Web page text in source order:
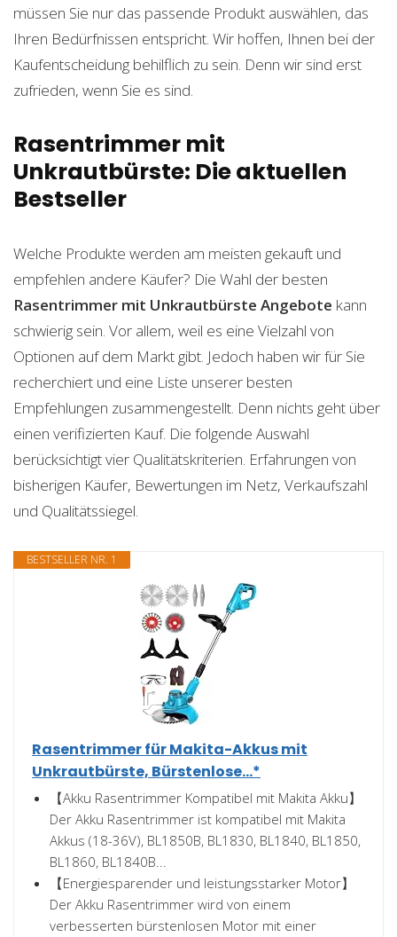
müssen Sie nur das passende Produkt auswählen, das
Ihren Bedürfnissen entspricht. Wir hoffen, Ihnen bei der
Kaufentscheidung behilflich zu sein. Denn wir sind erst
zufrieden, wenn Sie es sind.
Rasentrimmer mit
Unkrautbürste: Die aktuellen
Bestseller
Welche Produkte werden am meisten gekauft und
empfehlen andere Käufer? Die Wahl der besten
Rasentrimmer mit Unkrautbürste Angebote kann
schwierig sein. Vor allem, weil es eine Vielzahl von
Optionen auf dem Markt gibt. Jedoch haben wir für Sie
recherchiert und eine Liste unserer besten
Empfehlungen zusammengestellt. Denn nichts geht über
einen verifizierten Kauf. Die folgende Auswahl
berücksichtigt vier Qualitätskriterien. Erfahrungen von
bisherigen Käufer, Bewertungen im Netz, Verkaufszahl
und Qualitätssiegel.
BESTSELLER NR. 1
Rasentrimmer für Makita-Akkus mit
Unkrautbürste, Bürstenlose...*
【Akku Rasentrimmer Kompatibel mit Makita Akku】
Der Akku Rasentrimmer ist kompatibel mit Makita
Akkus (18-36V), BL1850B, BL1830, BL1840, BL1850,
BL1860, BL1840B...
【Energiesparender und leistungsstarker Motor】
Der Akku Rasentrimmer wird von einem
verbesserten bürstenlosen Motor mit einer